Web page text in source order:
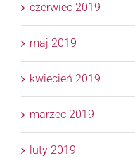
czerwiec 2019
maj 2019
kwiecień 2019
marzec 2019
luty 2019